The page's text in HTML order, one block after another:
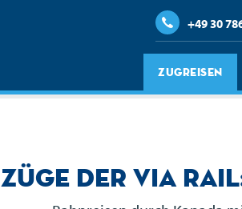
+49 30
Zugreisen
Züge der VIA